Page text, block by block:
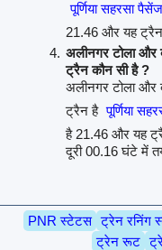
पूर्णिया सहरसा
21.46 और यह
अलीनगर टोला
ट्रैन कौन सी है ?
अलीनगर टोला
ट्रैन है पूर्णिया
है 21.46 और यह
दूरी 00.16 घंटे में
PNR स्टेटस ट्रेन रनिंग
ट्रेन रूट